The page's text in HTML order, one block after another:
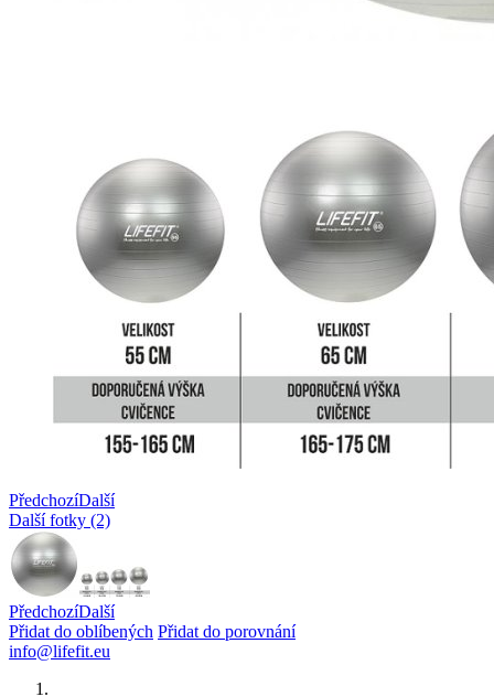
PředchozíDalší
Další fotky (2)
PředchozíDalší
Přidat do oblíbených Přidat do porovnání
info@lifefit.eu